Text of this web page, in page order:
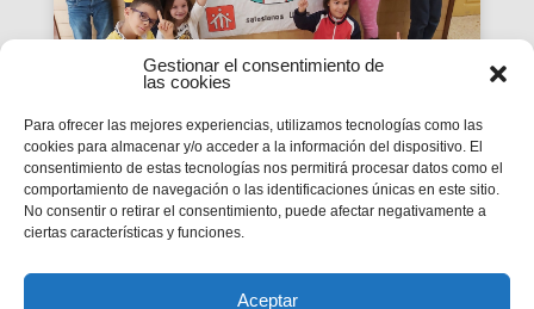
Gestionar el consentimiento de
las cookies
Para ofrecer las mejores experiencias, utilizamos tecnologías como las
cookies para almacenar y/o acceder a la información del dispositivo. El
consentimiento de estas tecnologías nos permitirá procesar datos como el
comportamiento de navegación o las identificaciones únicas en este sitio.
No consentir o retirar el consentimiento, puede afectar negativamente a
ciertas características y funciones.
Aceptar
La Revista SMX 59 hace
balance del primer curso de
'Somos Uno'
balance del primer curso de la Campaña
inspectorial Somos Uno, marcada...